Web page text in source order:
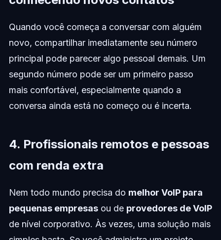
Quando você começa a conversar com alguém
novo, compartilhar imediatamente seu número
principal pode parecer algo pessoal demais. Um
segundo número pode ser um primeiro passo
mais confortável, especialmente quando a
conversa ainda está no começo ou é incerta.
4. Profissionais remotos e pessoas
com renda extra
Nem todo mundo precisa do melhor VoIP para
pequenas empresasou de provedores de VoIP
de nível corporativo. Às vezes, uma solução mais